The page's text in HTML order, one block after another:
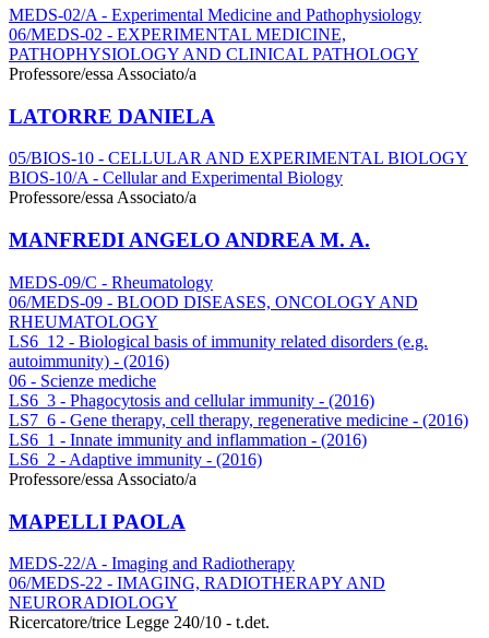
MEDS-02/A - Experimental Medicine and Pathophysiology
06/MEDS-02 - EXPERIMENTAL MEDICINE,
PATHOPHYSIOLOGY AND CLINICAL PATHOLOGY
Professore/essa Associato/a
LATORRE DANIELA
05/BIOS-10 - CELLULAR AND EXPERIMENTAL BIOLOGY
BIOS-10/A - Cellular and Experimental Biology
Professore/essa Associato/a
MANFREDI ANGELO ANDREA M. A.
MEDS-09/C - Rheumatology
06/MEDS-09 - BLOOD DISEASES, ONCOLOGY AND
RHEUMATOLOGY
LS6_12 - Biological basis of immunity related disorders (e.g.
autoimmunity) - (2016)
06 - Scienze mediche
LS6_3 - Phagocytosis and cellular immunity - (2016)
LS7_6 - Gene therapy, cell therapy, regenerative medicine - (2016)
LS6_1 - Innate immunity and inflammation - (2016)
LS6_2 - Adaptive immunity - (2016)
Professore/essa Associato/a
MAPELLI PAOLA
MEDS-22/A - Imaging and Radiotherapy
06/MEDS-22 - IMAGING, RADIOTHERAPY AND
NEURORADIOLOGY
Ricercatore/trice Legge 240/10 - t.det.